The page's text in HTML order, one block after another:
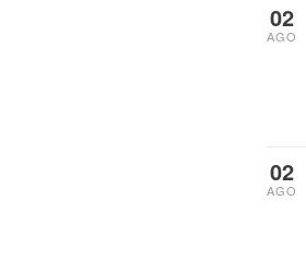
02
AGO
02
AGO